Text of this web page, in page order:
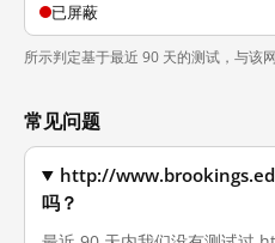
已屏蔽
所示判定基于最近 90 天的测试，与该
常见问题
http://
吗？